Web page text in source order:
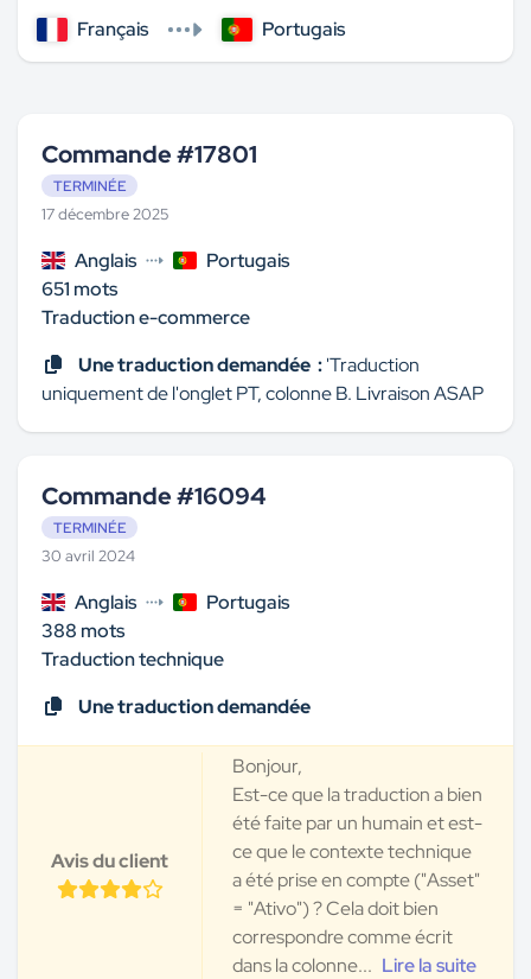
Français Portugais
Commande #17801
TERMINÉE
17 décembre 2025
Anglais
Portugais
651 mots
Traduction e-commerce
Une traduction demandée :'Traduction
uniquement de l'onglet PT, colonne B. Livraison ASAP
Commande #16094
TERMINÉE
30 avril 2024
Anglais
Portugais
388 mots
Traduction technique
Une traduction demandée
Avis du client
Bonjour,
Est-ce que la traduction a bien
été faite par un humain et est-
ce que le contexte technique
a été prise en compte ("Asset"
= "Ativo") ? Cela doit bien
correspondre comme écrit
dans la colonne... Lire la suite